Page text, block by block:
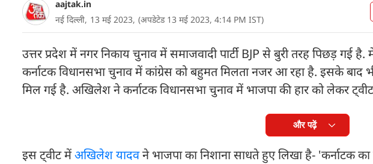
aajtak.in
नई दिल्ली, 13 मई 2023, (अपडेटेड 13 मई 2023, 4:14 PM IST)
उत्तर प्रदेश में नगर निकाय चुनाव में समाजवादी पार्टी BJP से बुरी तरह पिछड़
कर्नाटक विधानसभा चुनाव में कांग्रेस को बहुमत मिलता नजर आ रहा है. इसके
मिल गई है. अखिलेश ने कर्नाटक विधानसभा चुनाव में भाजपा की हार को लेकर
और पढ़ें
इस ट्वीट मेंअखिलेश यादवने भाजपा का निशाना साधते हुए लिखा है- 'कर्नाटक